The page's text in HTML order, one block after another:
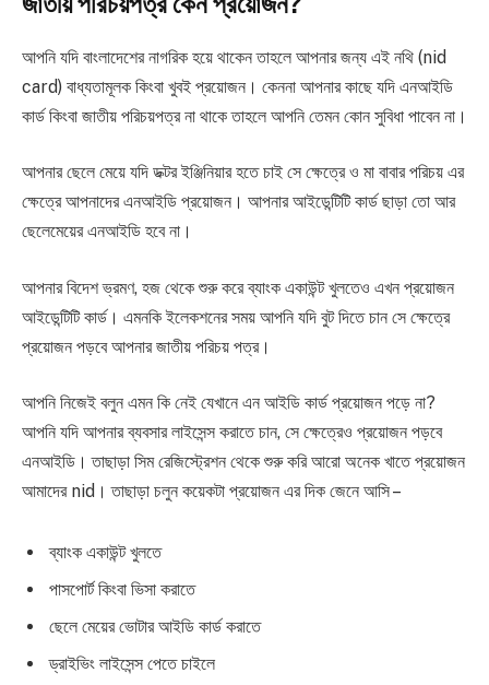
আপনি যদি বাংলাদেশের নাগরিক হয়ে থাকেন তাহলে আপনার জন্য এই নথি (nid
card) বাধ্যতামূলক কিংবা খুবই প্রয়োজন। কেননা আপনার কাছে যদি এনআইডি
কার্ড কিংবা জাতীয় পরিচয়পত্র না থাকে তাহলে আপনি তেমন কোন সুবিধা পাবেন না।
আপনার ছেলে মেয়ে যদি ডক্টর ইঞ্জিনিয়ার হতে চাই সে ক্ষেত্রে ও মা বাবার পরিচয় এর
ক্ষেত্রে আপনাদের এনআইডি প্রয়োজন। আপনার আইডেন্টিটি কার্ড ছাড়া তো আর
ছেলেমেয়ের এনআইডি হবে না।
আপনার বিদেশ ভ্রমণ, হজ থেকে শুরু করে ব্যাংক একাউন্ট খুলতেও এখন প্রয়োজন
আইডেন্টিটি কার্ড। এমনকি ইলেকশনের সময় আপনি যদি বুট দিতে চান সে ক্ষেত্রে
প্রয়োজন পড়বে আপনার জাতীয় পরিচয় পত্র।
আপনি নিজেই বলুন এমন কি নেই যেখানে এন আইডি কার্ড প্রয়োজন পড়ে না?
আপনি যদি আপনার ব্যবসার লাইসেন্স করাতে চান, সে ক্ষেত্রেও প্রয়োজন পড়বে
এনআইডি। তাছাড়া সিম রেজিস্ট্রেশন থেকে শুরু করি আরো অনেক খাতে প্রয়োজন
আমাদের nid। তাছাড়া চলুন কয়েকটা প্রয়োজন এর দিক জেনে আসি –
ব্যাংক একাউন্ট খুলতে
পাসপোর্ট কিংবা ভিসা করাতে
ছেলে মেয়ের ভোটার আইডি কার্ড করাতে
ড্রাইভিং লাইসেন্স পেতে চাইলে